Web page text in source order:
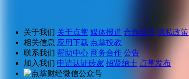
关于我们 关于点掌 媒体报道 合作伙伴 隐私政策
相关信息 应用下载 点掌投教
联系我们 帮助中心 商务合作 公告
加入我们 申请认证砖家 招贤纳士 点掌发布